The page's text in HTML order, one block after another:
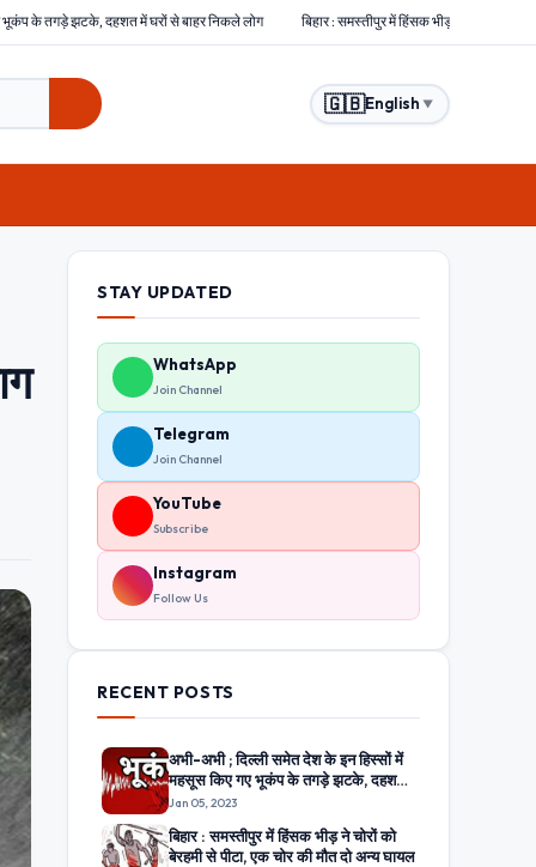
बाहर निकले लोग बिहार : समस्तीपुर में हिंसक भीड़ ने चोरों को बेरहमी से पीटा, एक चोर की मौत दो अन्य
🇬🇧English ▼
STAY UPDATED
WhatsApp
Join Channel
Telegram
Join Channel
YouTube
Subscribe
Instagram
Follow Us
RECENT POSTS
अभी-अभी ; दिल्ली समेत देश के इन हिस्सों में
महसूस किए गए भूकंप के तगड़े झटके, दहशत
में घरों से बाहर निकले लोग
Jan 05, 2023
बिहार : समस्तीपुर में हिंसक भीड़ ने चोरों को
बेरहमी से पीटा, एक चोर की मौत दो अन्य घायल